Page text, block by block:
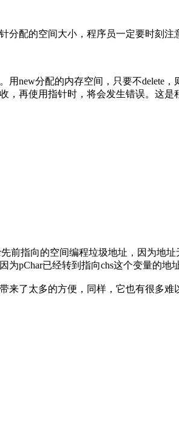
配的空间大小，程序员一定要时刻注
分配的内存空间，只要不delete
，再使用指针时，将会发生错误。这是
指向的空间编程垃圾地址，因为地
为pChar已经转到指向chs这个变量的地
了太多的方便，同样，它也有很多难